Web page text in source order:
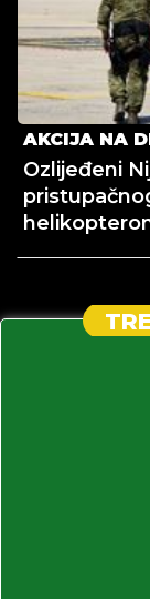
AKCIJA NA
Ozlijeđeni